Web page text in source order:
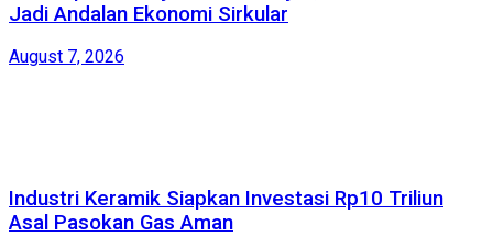
Jadi Andalan Ekonomi Sirkular
August 7, 2026
Industri Keramik Siapkan Investasi Rp10 Triliun
Asal Pasokan Gas Aman